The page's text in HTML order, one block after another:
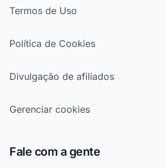
Termos de Uso
Política de Cookies
Divulgação de afiliados
Gerenciar cookies
Fale com a gente